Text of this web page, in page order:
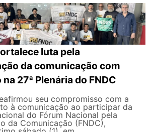
luta pela
da comunicação com
27ª Plenária do FNDC
seu compromisso com a
à comunicação ao participar da
do Fórum Nacional pela
da Comunicação (FNDC),